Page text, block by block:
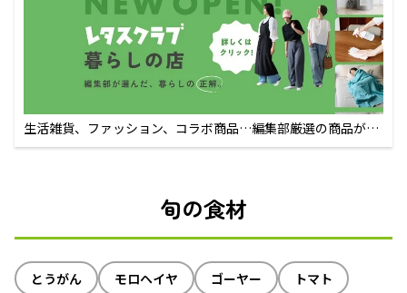
生活雑貨、ファッション、コラボ商品…編集部厳選の商品が買
えるECサイト
旬の食材
とうがん モロヘイヤ ゴーヤー
トマト